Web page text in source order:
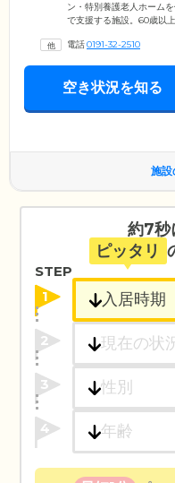
ン・特別養護老人ホーム
で支援する施設。60歳以
供やご入浴の準備、健康
院」など、近隣の複数の
ず、迅速に処置できるよ
電話0191-32-2510
空き状況を知る
施設
約7秒
ピッタリ
STEP
1
2
3
4